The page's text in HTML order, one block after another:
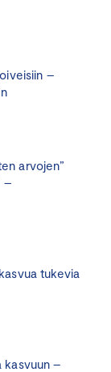
–
arvojen”
–
tukevia
kasvuun –